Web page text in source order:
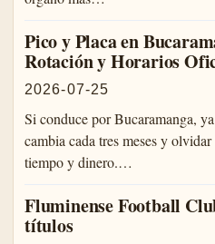
Pico y Placa en
Rotación y Horarios
2026-07-25
Si conduce por Bucaramanga,
cambia cada tres meses y
tiempo y dinero.…
Fluminense Football
títulos